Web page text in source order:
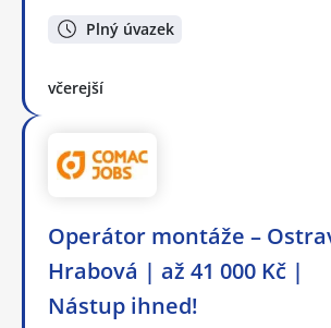
Plný úvazek
včerejší
Operátor montáže –
Hrabová | až 41 000 Kč |
Nástup ihned!